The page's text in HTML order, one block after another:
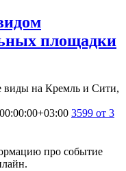
площадки
виды на Кремль и Сити,
3599 от 3
про событие